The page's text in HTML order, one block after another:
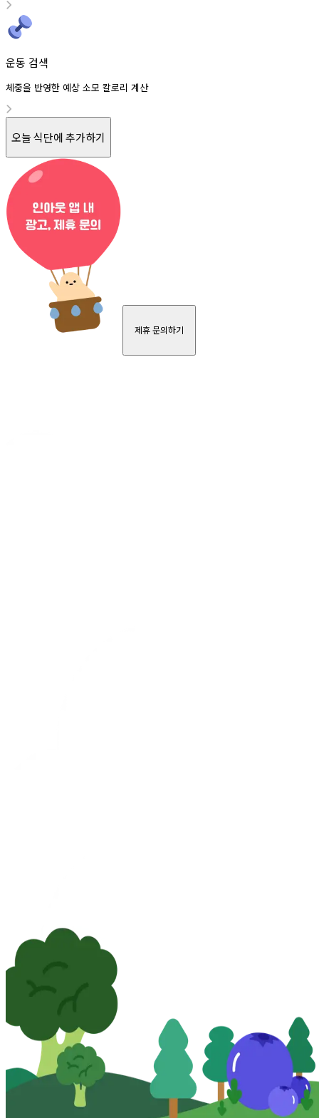
운동 검색
체중을 반영한 예상 소모 칼로리 계산
오늘 식단에 추가하기
제휴 문의하기